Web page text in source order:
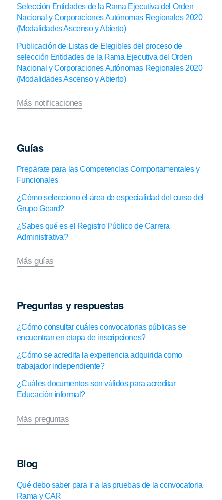
Selección Entidades de la Rama Ejecutiva del Orden
Nacional y Corporaciones Autónomas Regionales 2020
(Modalidades Ascenso y Abierto)
Publicación de Listas de Elegibles del proceso de
selección Entidades de la Rama Ejecutiva del Orden
Nacional y Corporaciones Autónomas Regionales 2020
(Modalidades Ascenso y Abierto)
Más notificaciones
Guías
Prepárate para las Competencias Comportamentales y
Funcionales
¿Cómo selecciono el área de especialidad del curso del
Grupo Geard?
¿Sabes qué es el Registro Público de Carrera
Administrativa?
Más guías
Preguntas y respuestas
¿Cómo consultar cuáles convocatorias públicas se
encuentran en etapa de inscripciones?
¿Cómo se acredita la experiencia adquirida como
trabajador independiente?
¿Cuáles documentos son válidos para acreditar
Educación informal?
Más preguntas
Blog
Qué debo saber para ir a las pruebas de la convocatoria
Rama y CAR